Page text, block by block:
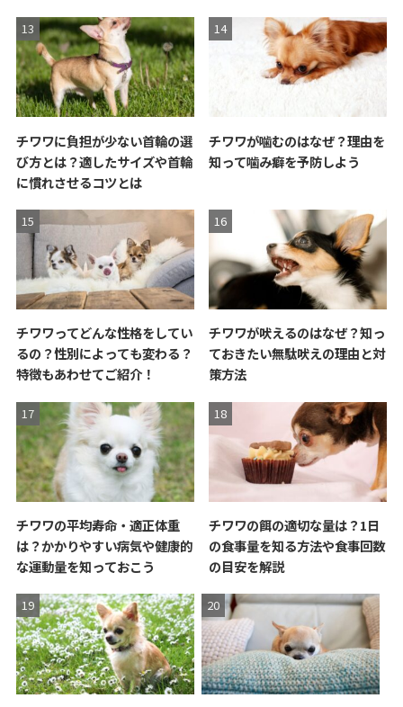
チワワに負担が少ない首輪の選
び方とは？適したサイズや首輪
に慣れさせるコツとは
チワワが噛むのはなぜ？理由を
知って噛み癖を予防しよう
チワワってどんな性格をしてい
るの？性別によっても変わる？
特徴もあわせてご紹介！
チワワが吠えるのはなぜ？知っ
ておきたい無駄吠えの理由と対
策方法
チワワの平均寿命・適正体重
は？かかりやすい病気や健康的
な運動量を知っておこう
チワワの餌の適切な量は？1日
の食事量を知る方法や食事回数
の目安を解説